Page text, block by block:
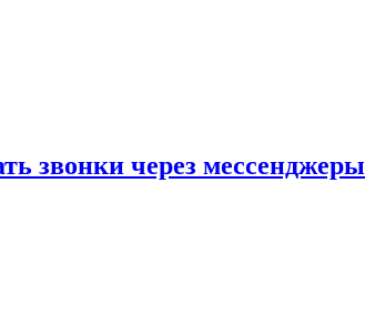
звонки через мессенджеры